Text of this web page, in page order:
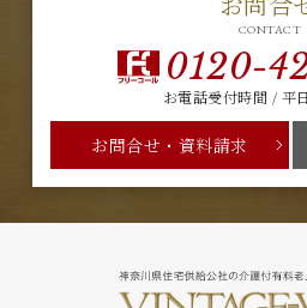
CONTACT
0120-
お電話受付時間 / 平
お問合せ・資料請求